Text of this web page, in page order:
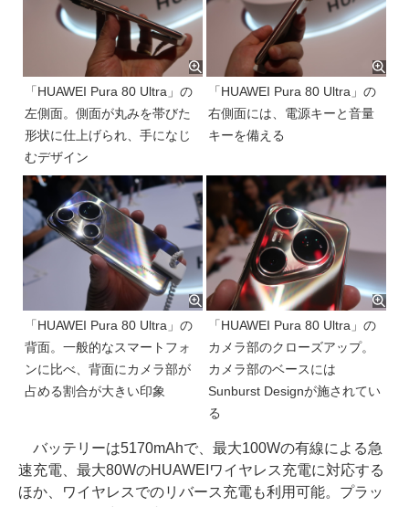
「HUAWEI Pura 80 Ultra」の
左側面。側面が丸みを帯びた
形状に仕上げられ、手になじ
むデザイン
「HUAWEI Pura 80 Ultra」の
右側面には、電源キーと音量
キーを備える
「HUAWEI Pura 80 Ultra」の
背面。一般的なスマートフォ
ンに比べ、背面にカメラ部が
占める割合が大きい印象
「HUAWEI Pura 80 Ultra」の
カメラ部のクローズアップ。
カメラ部のベースには
Sunburst Designが施されてい
る
バッテリーは5170mAhで、最大100Wの有線による急
速充電、最大80WのHUAWEIワイヤレス充電に対応する
ほか、ワイヤレスでのリバース充電も利用可能。プラッ